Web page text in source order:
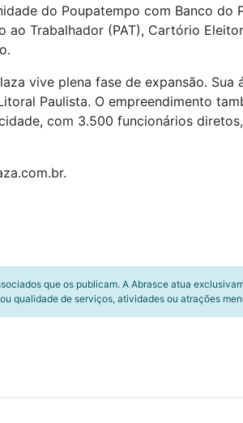
do Poupatempo com Banco do
ao Trabalhador (PAT), Cartório
vive plena fase de expansão. Sua
Paulista. O empreendimento
com 3.500 funcionários
que os publicam. A Abrasce atua
qualidade de serviços, atividades ou atrações